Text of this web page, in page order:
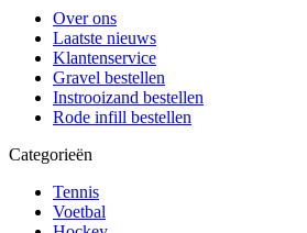
Over ons
Laatste nieuws
Klantenservice
Gravel bestellen
Instrooizand bestellen
Rode infill bestellen
Categorieën
Tennis
Voetbal